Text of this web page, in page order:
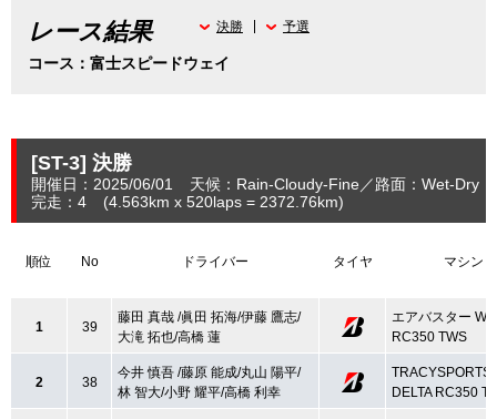
レース結果
コース：富士スピードウェイ
決勝 予選
[ST-3] 決勝
開催日：2025/06/01 天候：Rain-Cloudy-Fine 路面：Wet-Dry
完走：4
(4.563km x 520laps = 2372.76km)
順位 No ドライバー タイヤ マシン
1 39
藤田 真哉 /眞田 拓海/伊藤 鷹志/
大滝 拓也/高橋 蓮
エアバスター
RC350 TWS
2 38
今井 慎吾 /藤原 能成/丸山 陽平/
林 智大/小野 耀平/高橋 利幸
TRACYSPORTS
DELTA RC350